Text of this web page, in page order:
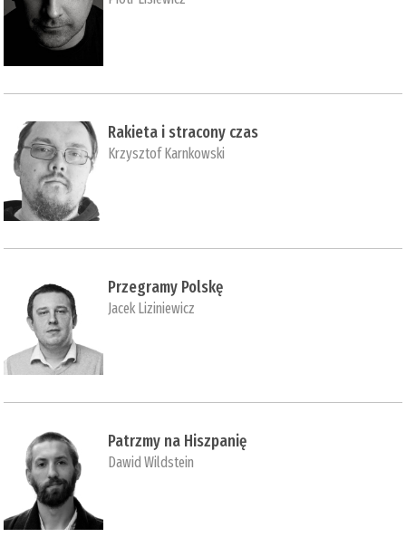
Rakieta i stracony czas
Krzysztof Karnkowski
Przegramy Polskę
Jacek Liziniewicz
Patrzmy na Hiszpanię
Dawid Wildstein